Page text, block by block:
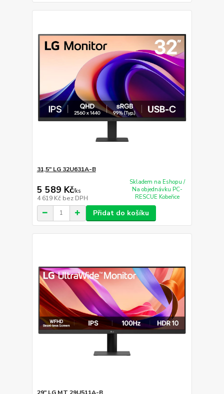
31,5" LG 32U631A-B
5 589 Kč/ks
4 619 Kč bez DPH
Skladem na Eshopu /
Na objednávku PC-
RESCUE Kobeřice
Přidat do košíku